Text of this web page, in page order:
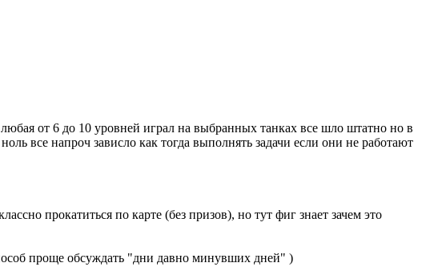
от 6 до 10 уровней играл на выбранных танках все шло штатно но в
все напроч зависло как тогда выполнять задачи если они не работают
прокатиться по карте (без призов), но тут фиг знает зачем это
проще обсуждать "дни давно минувших дней" )